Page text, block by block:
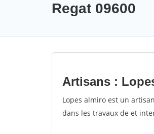
Regat 09600
Artisans :
Lopes almiro est un
dans les travaux de et